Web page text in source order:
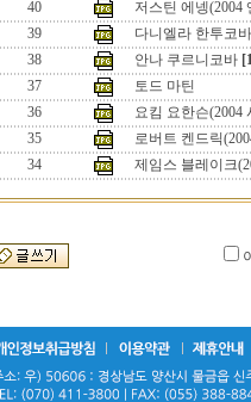
40
저스틴 에넹(2004
39
다니엘라 한투코바
38
안나 쿠르니코바
37
토드 마틴
36
요킴 요한슨(2004
35
로버트 켄드릭
34
제임스 블레이크